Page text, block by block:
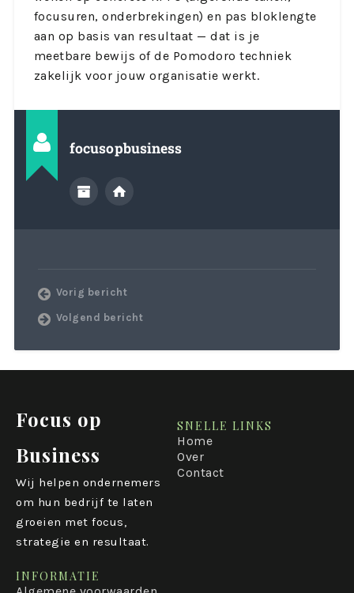
focusuren, onderbrekingen) en pas bloklengte
aan op basis van resultaat — dat is je
meetbare bewijs of de Pomodoro techniek
zakelijk voor jouw organisatie werkt.
focusopbusiness
Vorig bericht
Volgend bericht
Focus op
Business
Wij helpen ondernemers
om hun bedrijf te laten
groeien met focus,
strategie en resultaat.
SNELLE LINKS
Home
Over
Contact
INFORMATIE